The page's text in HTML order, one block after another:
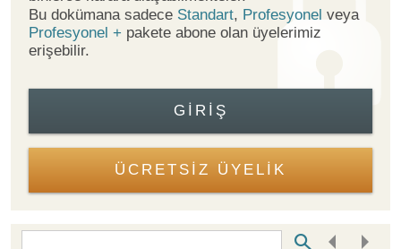
Bu dokümana sadece Standart, Profesyonel veya
Profesyonel + pakete abone olan üyelerimiz
erişebilir.
GIRIŞ
ÜCRETSİZ ÜYELİK